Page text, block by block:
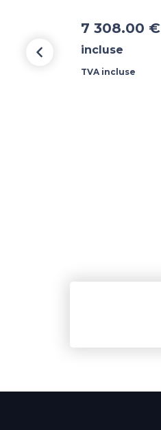
7 308.00 €
incluse
TVA incluse